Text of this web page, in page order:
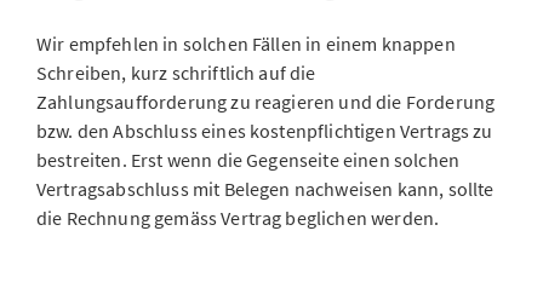
Wir empfehlen in solchen Fällen in einem knappen
Schreiben, kurz schriftlich auf die
Zahlungsaufforderung zu reagieren und die Forderung
bzw. den Abschluss eines kostenpflichtigen Vertrags zu
bestreiten. Erst wenn die Gegenseite einen solchen
Vertragsabschluss mit Belegen nachweisen kann, sollte
die Rechnung gemäss Vertrag beglichen werden.